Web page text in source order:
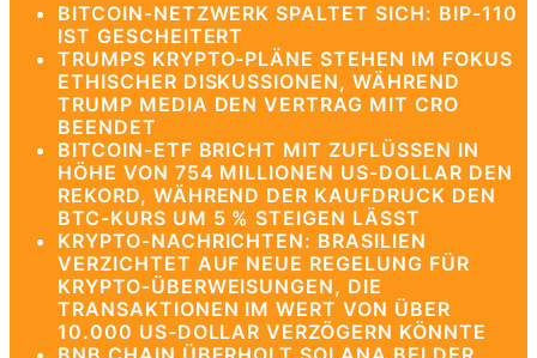
BITCOIN-NETZWERK SPALTET SICH: BIP-110
IST GESCHEITERT
TRUMPS KRYPTO-PLÄNE STEHEN IM FOKUS
ETHISCHER DISKUSSIONEN, WÄHREND
TRUMP MEDIA DEN VERTRAG MIT CRO
BEENDET
BITCOIN-ETF BRICHT MIT ZUFLÜSSEN IN
HÖHE VON 754 MILLIONEN US-DOLLAR DEN
REKORD, WÄHREND DER KAUFDRUCK DEN
BTC-KURS UM 5 % STEIGEN LÄSST
KRYPTO-NACHRICHTEN: BRASILIEN
VERZICHTET AUF NEUE REGELUNG FÜR
KRYPTO-ÜBERWEISUNGEN, DIE
TRANSAKTIONEN IM WERT VON ÜBER
10.000 US-DOLLAR VERZÖGERN KÖNNTE